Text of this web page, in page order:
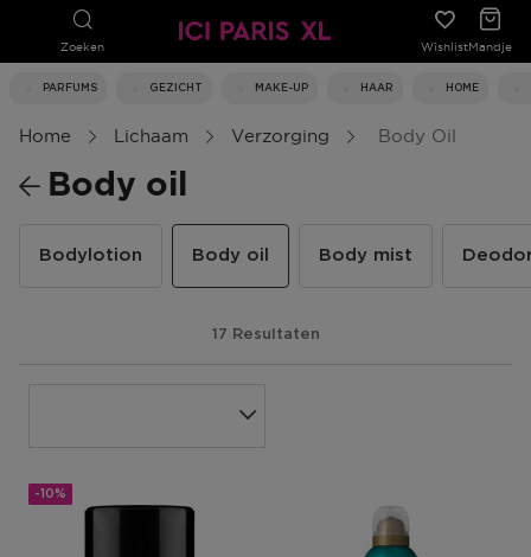
Zoeken WishlistMandje
PARFUMS GEZICHT MAKE-UP HAAR HOME
Home Lichaam Verzorging Body Oil
Body oil
Bodylotion Body oil Body mist
17 Resultaten
-10%